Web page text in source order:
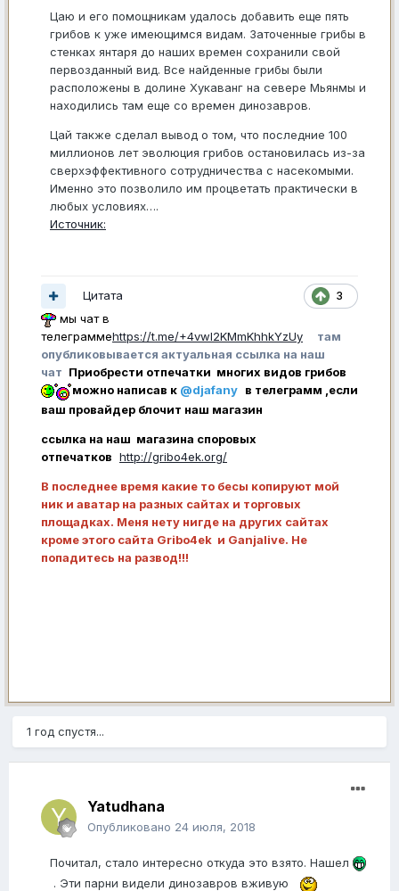
Цаю и его помощникам удалось добавить еще пять
грибов к уже имеющимся видам. Заточенные грибы в
стенках янтаря до наших времен сохранили свой
первозданный вид. Все найденные грибы были
расположены в долине Хукаванг на севере Мьянмы и
находились там еще со времен динозавров.
Цай также сделал вывод о том, что последние 100
миллионов лет эволюция грибов остановилась из-за
сверхэффективного сотрудничества с насекомыми.
Именно это позволило им процветать практически в
любых условиях….
Источник:
3
Цитата
мы чат в
телеграммеhttps://t.me/+4vwl2KMmKhhkYzUy
там
опубликовывается актуальная ссылка на наш
чат Приобрести отпечатки многих видов грибов
можно написав к @djafany в телеграмм ,если
ваш провайдер блочит наш магазин
ссылка на наш магазина споровых
отпечатков http://gribo4ek.org/
В последнее время какие то бесы копируют мой
ник и аватар на разных сайтах и торговых
площадках. Меня нету нигде на других сайтах
кроме этого сайта Gribo4ek и Ganjalive. Не
попадитесь на развод!!!
1 год спустя...
Yatudhana
Опубликовано 24 июля, 2018
Почитал, стало интересно откуда это взято. Нашел
. Эти парни видели динозавров вживую